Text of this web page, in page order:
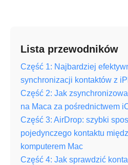
Lista przewodników
Część 1: Najbardziej
synchronizacji kontaktów z
Część 2: Jak
na Maca za pośrednictwem
Część 3: AirDrop: szybki
pojedynczego kontaktu
komputerem Mac
Część 4: Jak sprawdzić